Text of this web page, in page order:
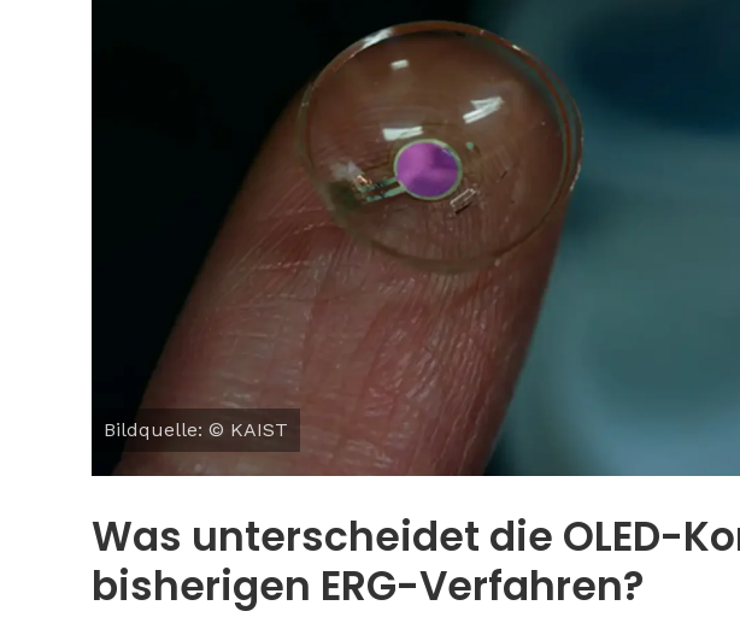
Bildquelle: © KAIST
Was unterscheidet die OLED-
bisherigen ERG-Verfahren?
Tipps: So berät man zu
phototropen Gläsern